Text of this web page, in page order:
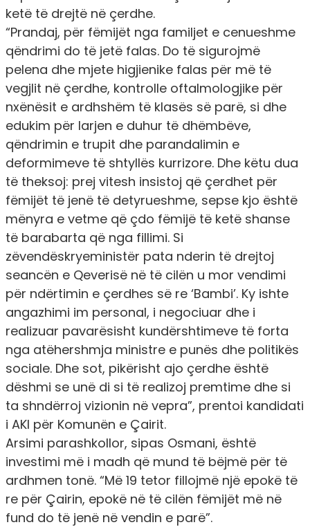
ketë të drejtë në çerdhe.
“Prandaj, për fëmijët nga familjet e cenueshme
qëndrimi do të jetë falas. Do të sigurojmë
pelena dhe mjete higjienike falas për më të
vegjlit në çerdhe, kontrolle oftalmologjike për
nxënësit e ardhshëm të klasës së parë, si dhe
edukim për larjen e duhur të dhëmbëve,
qëndrimin e trupit dhe parandalimin e
deformimeve të shtyllës kurrizore. Dhe këtu dua
të theksoj: prej vitesh insistoj që çerdhet për
fëmijët të jenë të detyrueshme, sepse kjo është
mënyra e vetme që çdo fëmijë të ketë shanse
të barabarta që nga fillimi. Si
zëvendëskryeministër pata nderin të drejtoj
seancën e Qeverisë në të cilën u mor vendimi
për ndërtimin e çerdhes së re ‘Bambi’. Ky ishte
angazhimi im personal, i negociuar dhe i
realizuar pavarësisht kundërshtimeve të forta
nga atëhershmja ministre e punës dhe politikës
sociale. Dhe sot, pikërisht ajo çerdhe është
dëshmi se unë di si të realizoj premtime dhe si
ta shndërroj vizionin në vepra”, prentoi kandidati
i AKI për Komunën e Çairit.
Arsimi parashkollor, sipas Osmani, është
investimi më i madh që mund të bëjmë për të
ardhmen tonë. “Më 19 tetor fillojmë një epokë të
re për Çairin, epokë në të cilën fëmijët më në
fund do të jenë në vendin e parë”.